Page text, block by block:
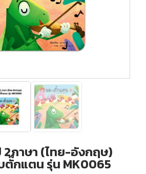
ภาษา (ไทย-อังกฤษ)
ตั๊กแตน รุ่น MK0065